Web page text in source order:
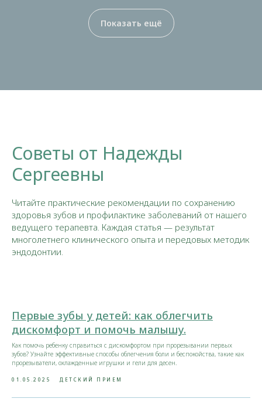
Показать ещё
Советы от Надежды
Сергеевны
Читайте практические рекомендации по сохранению
здоровья зубов и профилактике заболеваний от нашего
ведущего терапевта. Каждая статья — результат
многолетнего клинического опыта и передовых методик
эндодонтии.
Первые зубы у детей: как облегчить
дискомфорт и помочь малышу.
Как помочь ребенку справиться с дискомфортом при прорезывании первых
зубов? Узнайте эффективные способы облегчения боли и беспокойства, такие как
прорезыватели, охлажденные игрушки и гели для десен.
01.05.2025 ДЕТСКИЙ ПРИЕМ